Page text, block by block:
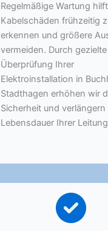
Regelmäßige Wartung
Kabelschäden frühzeitig
erkennen und größere
vermeiden. Durch gezielte
Überprüfung Ihrer
Elektroinstallation in
Stadthagen erhöhen wir
Sicherheit und verlängern
Lebensdauer Ihrer